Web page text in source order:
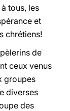
tous, les
et
chrétiens!
de
ceux venus
groupes
diverses
des